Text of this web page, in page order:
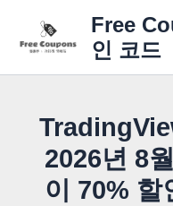
Free
인 코드
2026년 8
이 70% 할